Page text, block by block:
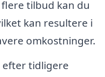
tilbud kan du
kan resultere i
omkostninger.
efter tidligere